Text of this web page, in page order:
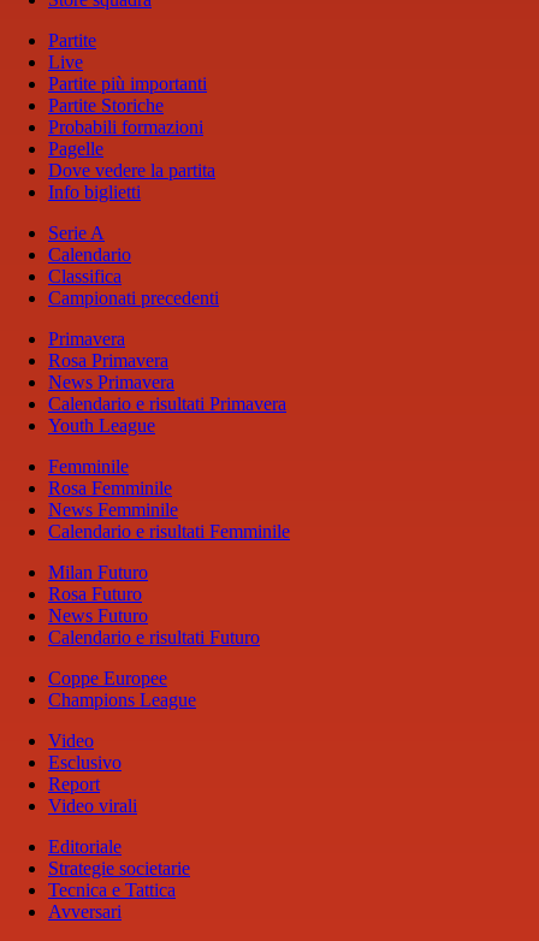
Partite
Live
Partite più importanti
Partite Storiche
Probabili formazioni
Pagelle
Dove vedere la partita
Info biglietti
Serie A
Calendario
Classifica
Campionati precedenti
Primavera
Rosa Primavera
News Primavera
Calendario e risultati Primavera
Youth League
Femminile
Rosa Femminile
News Femminile
Calendario e risultati Femminile
Milan Futuro
Rosa Futuro
News Futuro
Calendario e risultati Futuro
Coppe Europee
Champions League
Video
Esclusivo
Report
Video virali
Editoriale
Strategie societarie
Tecnica e Tattica
Avversari